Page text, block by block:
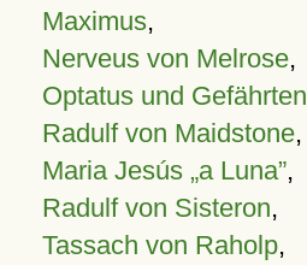
Maximus,
Nerveus von Melrose,
Optatus und Gefährten
Radulf von Maidstone,
Maria Jesús „a Luna”,
Radulf von Sisteron,
Tassach von Raholp,